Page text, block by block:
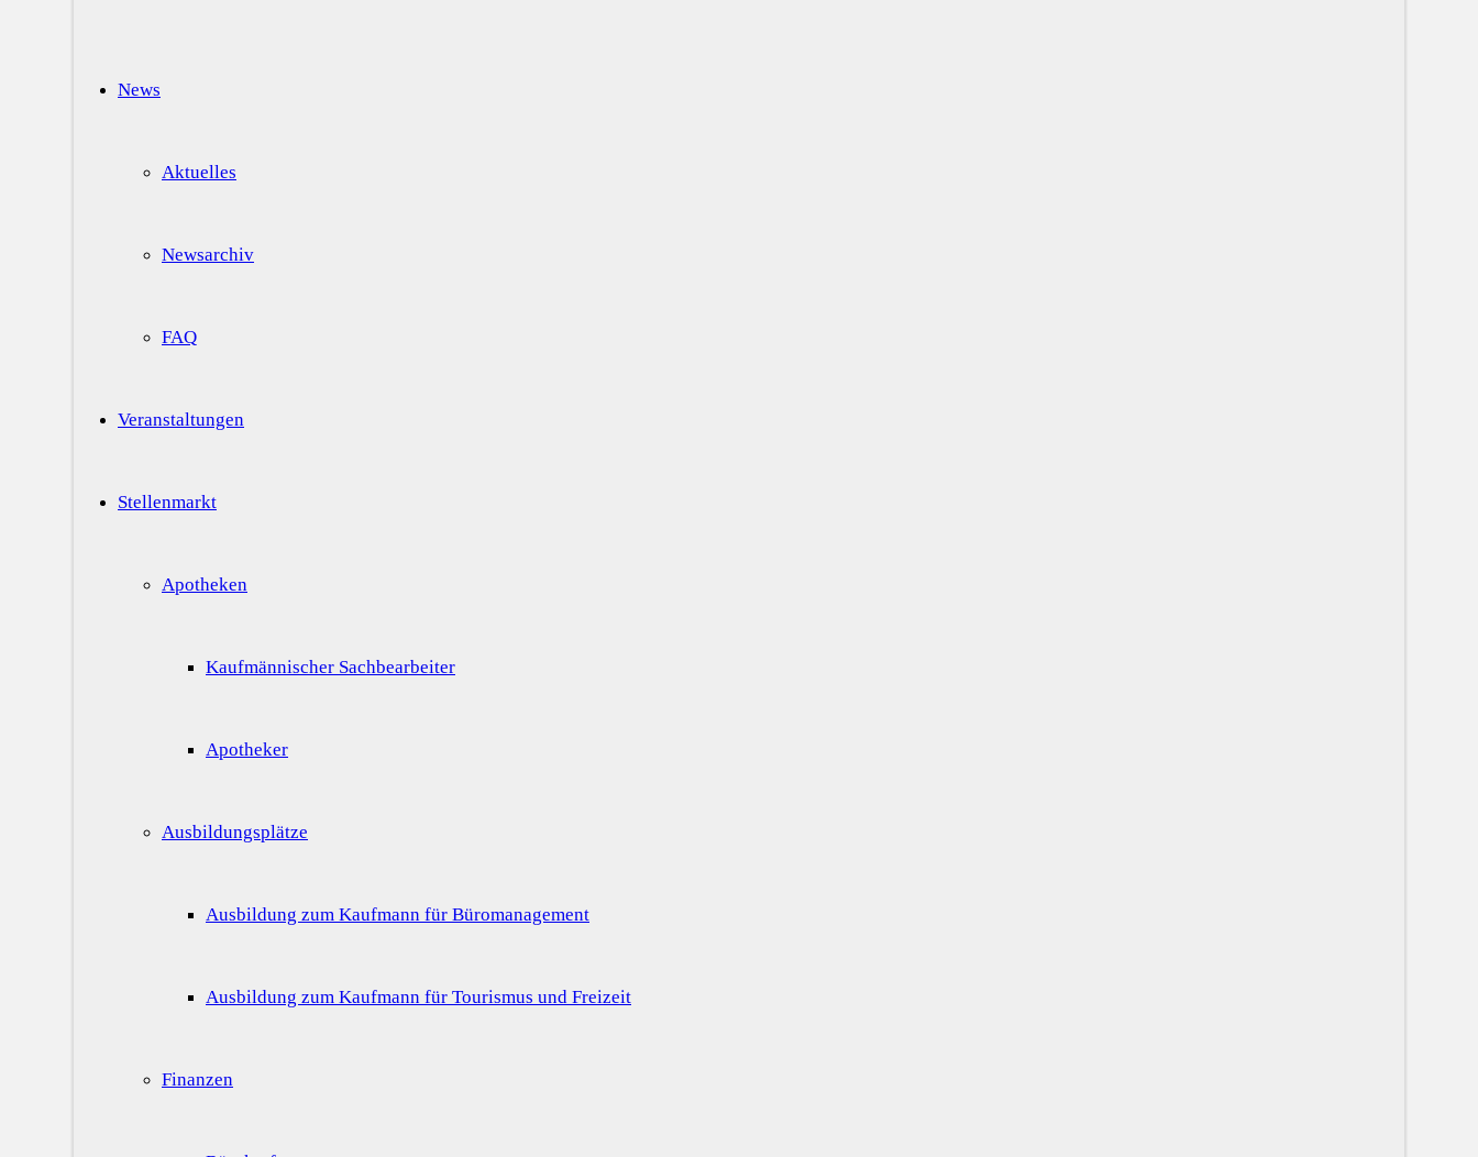
News
Aktuelles
Newsarchiv
FAQ
Veranstaltungen
Stellenmarkt
Apotheken
Kaufmännischer Sachbearbeiter
Apotheker
Ausbildungsplätze
Ausbildung zum Kaufmann für Büromanagement
Ausbildung zum Kaufmann für Tourismus und Freizeit
Finanzen